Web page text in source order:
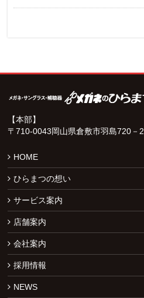
【本部】
〒710-0043岡山県倉敷市羽島720－2
HOME
ひらまつの想い
サービス案内
店舗案内
会社案内
採用情報
NEWS